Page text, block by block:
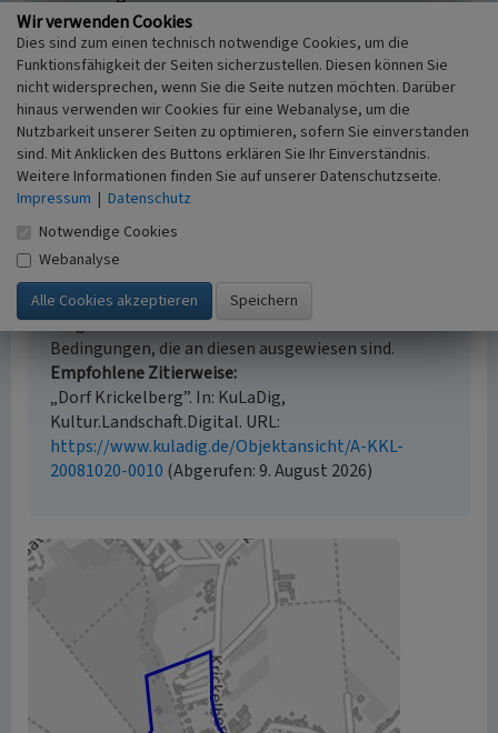
Auswertung historischer Karten,
Literaturauswertung, Geländebegehung/-
kartierung
Historischer Zeitraum
Beginn 1301 bis 1400
Empfohlene Zitierweise
Urheberrechtlicher Hinweis
Der hier präsentierte Inhalt ist urheberrechtlich
geschützt. Die angezeigten Medien unterliegen
möglicherweise zusätzlichen urheberrechtlichen
Bedingungen, die an diesen ausgewiesen sind.
Empfohlene Zitierweise
„Dorf Krickelberg”. In: KuLaDig,
Kultur.Landschaft.Digital. URL:
https://www.kuladig.de/Objektansicht/A-KKL-
20081020-0010 (Abgerufen: 9. August 2026)
Wir verwenden Cookies
Dies sind zum einen technisch notwendige Cookies, um die
Funktionsfähigkeit der Seiten sicherzustellen. Diesen können Sie
nicht widersprechen, wenn Sie die Seite nutzen möchten. Darüber
hinaus verwenden wir Cookies für eine Webanalyse, um die
Nutzbarkeit unserer Seiten zu optimieren, sofern Sie einverstanden
sind. Mit Anklicken des Buttons erklären Sie Ihr Einverständnis.
Weitere Informationen finden Sie auf unserer Datenschutzseite.
Impressum | Datenschutz
Notwendige Cookies
Webanalyse